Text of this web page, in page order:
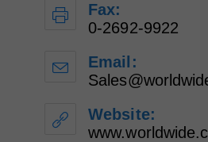
Fax:
0-2692-9922
Email:
Website: